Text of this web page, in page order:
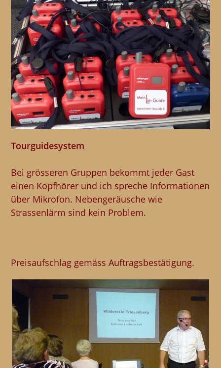
Tourguidesystem
Bei grösseren Gruppen bekommt jeder Gast
einen Kopfhörer und ich spreche Informationen
über Mikrofon. Nebengeräusche wie
Strassenlärm sind kein Problem.
Preisaufschlag gemäss Auftragsbestätigung.